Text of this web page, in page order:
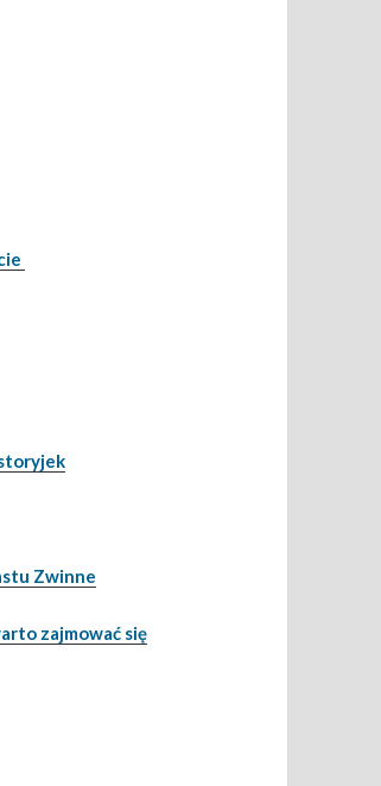
Zwinne
zajmować się